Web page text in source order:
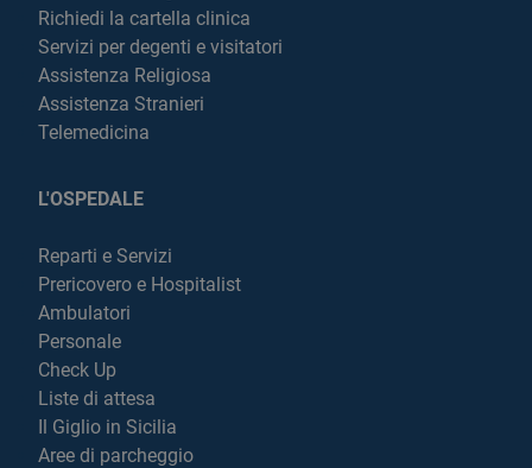
Richiedi la cartella clinica
Servizi per degenti e visitatori
Assistenza Religiosa
Assistenza Stranieri
Telemedicina
L'OSPEDALE
Reparti e Servizi
Prericovero e Hospitalist
Ambulatori
Personale
Check Up
Liste di attesa
Il Giglio in Sicilia
Aree di parcheggio